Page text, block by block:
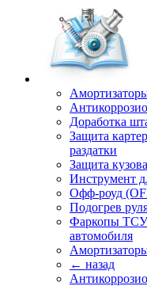
Доработка
Защита
раздатки
Защита
Инструмент
Офф-роуд
Подогрев
Фаркопы ТСУ
автомобиля
← назад